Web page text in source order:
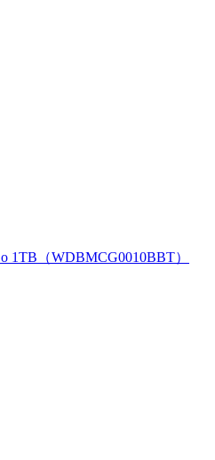
1TB（WDBMCG0010BBT）